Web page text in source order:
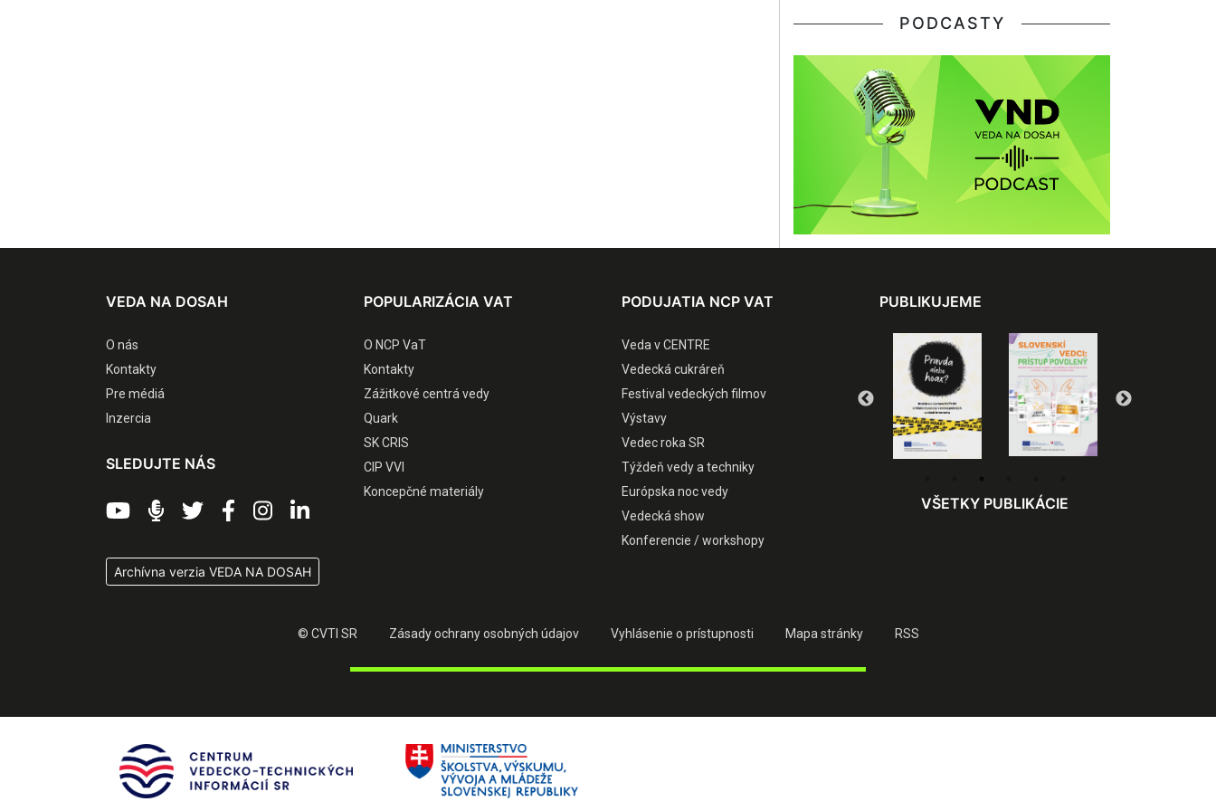
PODCASTY
VEDA NA DOSAH
O nás
Kontakty
Pre médiá
Inzercia
SLEDUJTE NÁS
Archívna verzia VEDA NA DOSAH
POPULARIZÁCIA VAT
O NCP VaT
Kontakty
Zážitkové centrá vedy
Quark
SK CRIS
CIP VVI
Koncepčné materiály
PODUJATIA NCP VAT
Veda v CENTRE
Vedecká cukráreň
Festival vedeckých filmov
Výstavy
Vedec roka SR
Týždeň vedy a techniky
Európska noc vedy
Vedecká show
Konferencie / workshopy
PUBLIKUJEME
VŠETKY PUBLIKÁCIE
© CVTI SR Zásady ochrany osobných údajov Vyhlásenie o prístupnosti Mapa stránky RSS